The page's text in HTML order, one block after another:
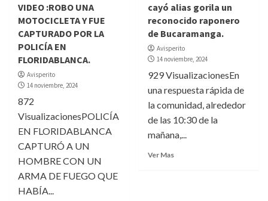
VIDEO :ROBO UNA
MOTOCICLETA Y FUE
CAPTURADO POR LA
POLICÍA EN
FLORIDABLANCA.
Avisperito
14 noviembre, 2024
872
VisualizacionesPOLICÍA
EN FLORIDABLANCA
CAPTURÓ A UN
HOMBRE CON UN
ARMA DE FUEGO QUE
HABÍA...
cayó alias gorila un
reconocido raponero
de Bucaramanga.
Avisperito
14 noviembre, 2024
929 VisualizacionesEn
una respuesta rápida de
la comunidad, alrededor
de las 10:30 de la
mañana,...
Ver Mas